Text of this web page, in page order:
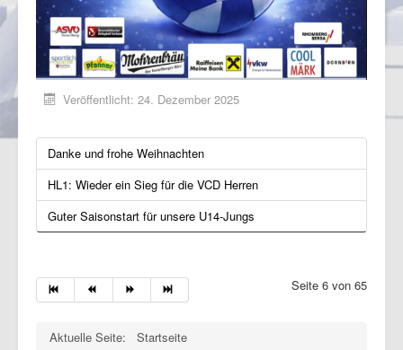
Veröffentlicht: 24. Dezember 2025
Danke und frohe Weihnachten
HL1: Wieder ein Sieg für die VCD Herren
Guter Saisonstart für unsere U14-Jungs
Seite 6 von 65
Aktuelle Seite: Startseite